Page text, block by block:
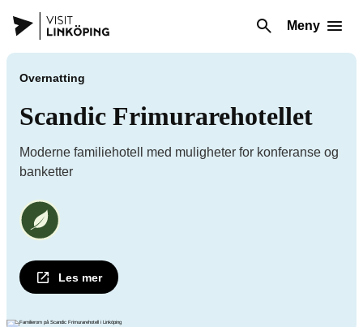
Meny
Overnatting
Scandic Frimurarehotellet
Moderne familiehotell med muligheter for konferanse og
banketter
Vi på Scandic Frimurarehotellet er en Miljøsikret virksomhet
Les mer